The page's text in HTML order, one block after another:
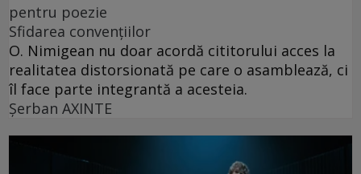
pentru poezie
Sfidarea convențiilor
O. Nimigean nu doar acordă cititorului acces la
realitatea distorsionată pe care o asamblează, ci
îl face parte integrantă a acesteia.
Şerban AXINTE